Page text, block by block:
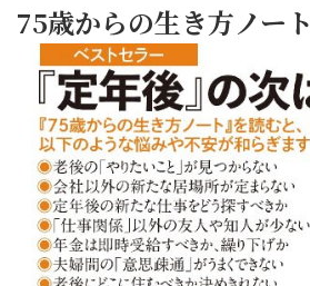
75歳からの生き方ノート